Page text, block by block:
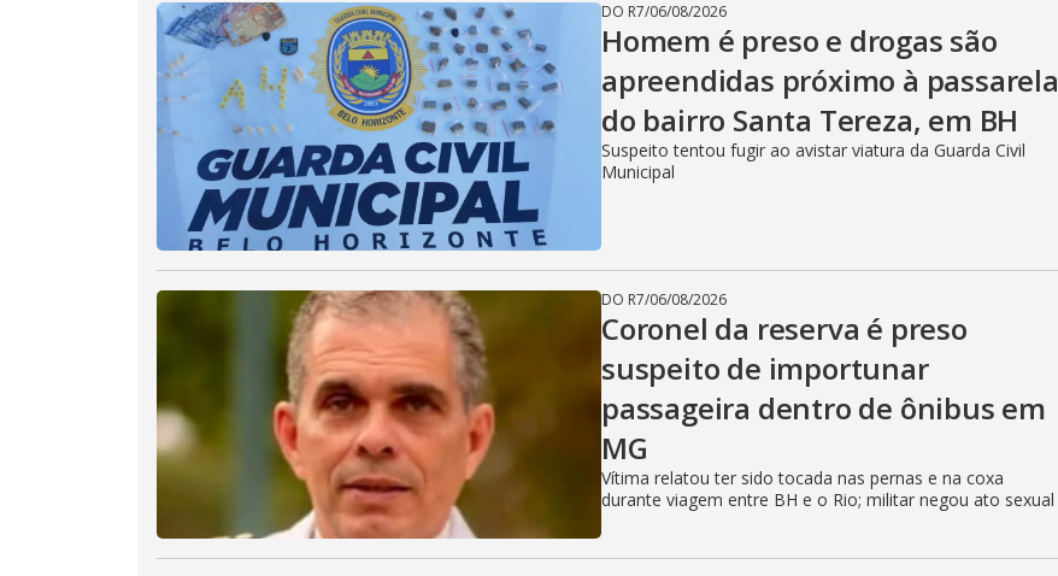
DO R7/06/08/2026
Homem é preso e drogas são
apreendidas próximo à passarela
do bairro Santa Tereza, em BH
Suspeito tentou fugir ao avistar viatura da Guarda Civil
Municipal
DO R7/06/08/2026
Coronel da reserva é preso
suspeito de importunar
passageira dentro de ônibus em
MG
Vítima relatou ter sido tocada nas pernas e na coxa
durante viagem entre BH e o Rio; militar negou ato sexual